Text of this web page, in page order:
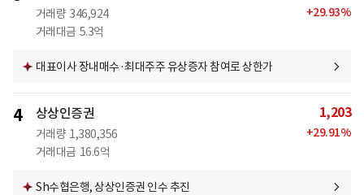
거래량 346,924
거래대금 5.3억
+29.93%
대표이사 장내매수·최대주주 유상증자 참여로 상한가
4 상상인증권
거래량 1,380,356
거래대금 16.6억
1,203
+29.91%
Sh수협은행, 상상인증권 인수 추진